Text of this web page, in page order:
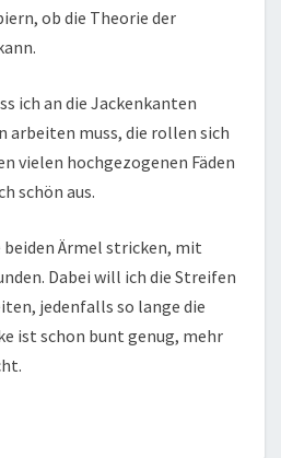
ob die Theorie der
ich an die Jackenkanten
arbeiten muss, die rollen sich
vielen hochgezogenen Fäden
schön aus.
beiden Ärmel stricken, mit
Dabei will ich die Streifen
jedenfalls so lange die
ist schon bunt genug, mehr